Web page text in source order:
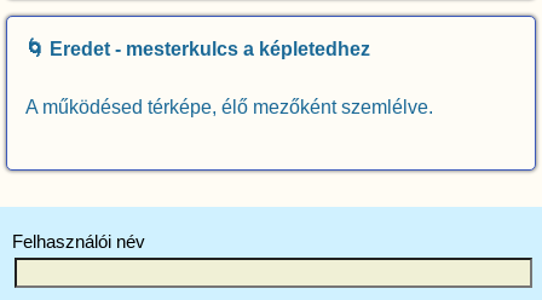
🌀 Eredet - mesterkulcs a képletedhez
A működésed térképe, élő mezőként szemlélve.
Felhasználói név